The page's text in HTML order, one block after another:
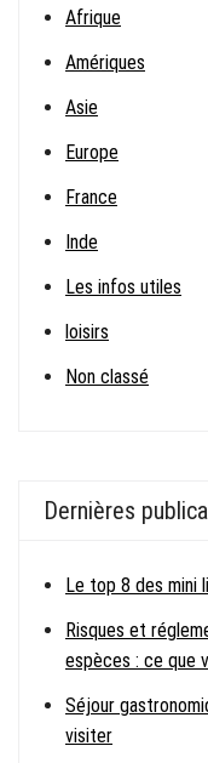
Afrique
Amériques
Asie
Europe
France
Inde
Les infos utiles
loisirs
Non classé
Dernières
Le top 8 des mini
Risques et
espèces : ce que
Séjour
visiter